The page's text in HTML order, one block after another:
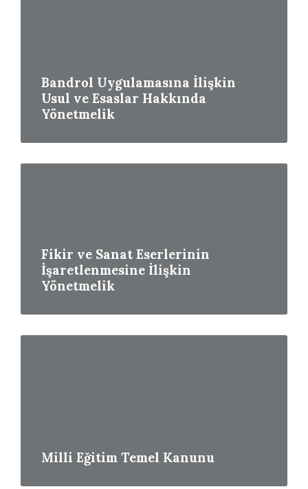
Bandrol Uygulamasına İlişkin
Usul ve Esaslar Hakkında
Yönetmelik
Fikir ve Sanat Eserlerinin
İşaretlenmesine İlişkin
Yönetmelik
Read
Milli Eğitim Temel Kanunu
Read